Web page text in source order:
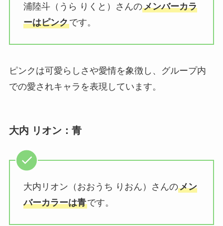
浦陸斗（うら りくと）さんのメンバーカラ
ーはピンクです。
ピンクは可愛らしさや愛情を象徴し、グループ内
での愛されキャラを表現しています。
大内 リオン：青
大内リオン（おおうち りおん）さんのメン
バーカラーは青です。